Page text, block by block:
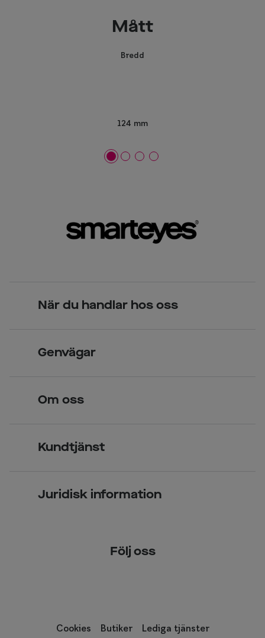
Mått
Bredd
124 mm
När du handlar hos oss
Över 70 butiker
Genvägar
Kontaktlinser
Om oss
Kundtjänst
Juridisk information
Följ oss
Cookies Butiker Lediga tjänster